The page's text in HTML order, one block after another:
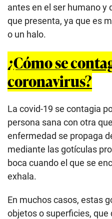
antes en el ser humano y
que presenta, ya que es
o un halo.
¿Cómo se
coronavirus?
La covid-19 se contagia
persona sana con otra
enfermedad se propaga
mediante las gotículas
boca cuando el que se
exhala.
En muchos casos, estas
objetos o superficies,